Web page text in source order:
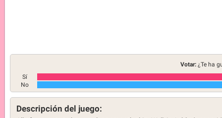
Votar: ¿Te ha
Sí
No
Descripción del juego: